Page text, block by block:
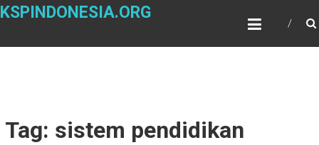
Skip
KSPINDONESIA.ORG
Tag: sistem pendidikan